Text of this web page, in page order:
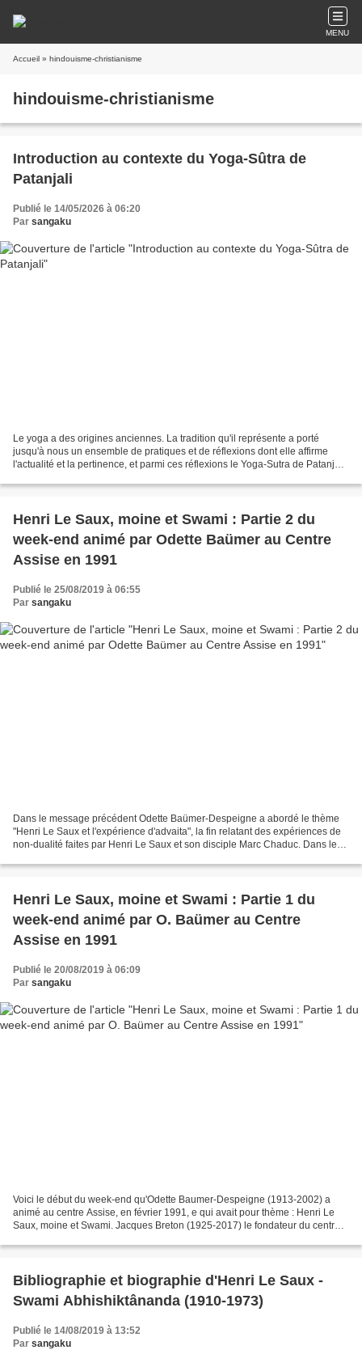
MENU
Accueil » hindouisme-christianisme
hindouisme-christianisme
Introduction au contexte du Yoga-Sûtra de
Patanjali
Publié le 14/05/2026 à 06:20
Par sangaku
Le yoga a des origines anciennes. La tradition qu'il représente a porté
jusqu'à nous un ensemble de pratiques et de réflexions dont elle affirme
l'actualité et la pertinence, et parmi ces réflexions le Yoga-Sutra de Patanjali
Henri Le Saux, moine et Swami : Partie 2 du
week-end animé par Odette Baümer au Centre
Assise en 1991
Publié le 25/08/2019 à 06:55
Par sangaku
Dans le message précédent Odette Baümer-Despeigne a abordé le thème
"Henri Le Saux et l'expérience d'advaita", la fin relatant des expériences de
non-dualité faites par Henri Le Saux et son disciple Marc Chaduc. Dans le
Henri Le Saux, moine et Swami : Partie 1 du
week-end animé par O. Baümer au Centre
Assise en 1991
Publié le 20/08/2019 à 06:09
Par sangaku
Voici le début du week-end qu'Odette Baumer-Despeigne (1913-2002) a
animé au centre Assise, en février 1991, e qui avait pour thème : Henri Le
Saux, moine et Swami. Jacques Breton (1925-2017) le fondateur du centre
Bibliographie et biographie d'Henri Le Saux -
Swami Abhishiktânanda (1910-1973)
Publié le 14/08/2019 à 13:52
Par sangaku